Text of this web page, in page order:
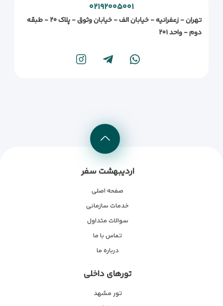
۰۲۱۹۲۰۰۵۰۰۱
تهران - زعفرانیه - خیابان الف - خیابان وثوق - پلاک ۲۰ - طبقه
دوم - واحد ۲۰۱
اردیبهشت سفر
صفحه اصلی
خدمات سازمانی
سوالات متداول
تماس با ما
درباره ما
تورهای داخلی
تور مشهد